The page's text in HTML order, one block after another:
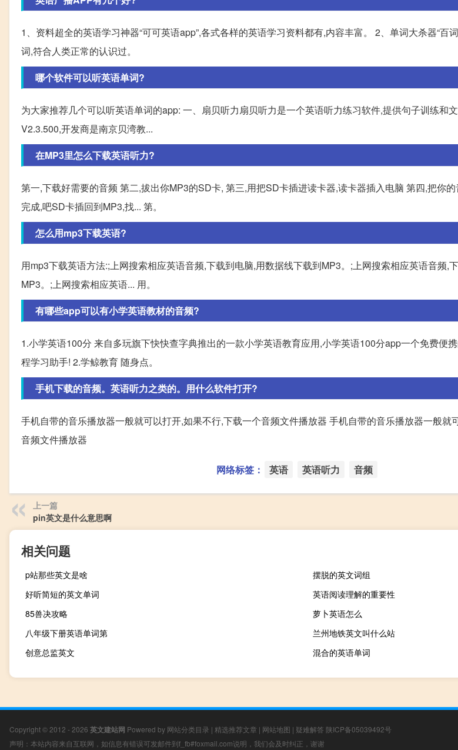
1、资料超全的英语学习神器“可可英语app”,各式各样的英语学习资料都有,内容丰富。 2、单词大杀器“百
词,符合人类正常的认识过。
哪个软件可以听英语单词?
为大家推荐几个可以听英语单词的app: 一、扇贝听力扇贝听力是一个英语听力练习软件,提供句子训练和
V2.3.500,开发商是南京贝湾教...
在MP3里怎么下载英语听力?
第一,下载好需要的音频 第二,拔出你MP3的SD卡, 第三,用把SD卡插进读卡器,读卡器插入电脑 第四,把你
完成,吧SD卡插回到MP3,找... 第。
怎么用mp3下载英语?
用mp3下载英语方法:;上网搜索相应英语音频,下载到电脑,用数据线下载到MP3。;上网搜索相应英语音频,
MP3。;上网搜索相应英语... 用。
有哪些app可以有小学英语教材的音频?
1.小学英语100分 来自多玩旗下快快查字典推出的一款小学英语教育应用,小学英语100分app一个免费便
程学习助手! 2.学鲸教育 随身点。
手机下载的音频。英语听力之类的。用什么软件打开?
手机自带的音乐播放器一般就可以打开,如果不行,下载一个音频文件播放器 手机自带的音乐播放器一般就
音频文件播放器
网络标签： 英语 英语听力 音频
上一篇
pin英文是什么意思啊
相关问题
p站那些英文是啥
摆脱的英文词组
好听简短的英文单词
英语阅读理解的重要性
85兽决攻略
萝卜英语怎么
八年级下册英语单词第
兰州地铁英文叫什么站
创意总监英文
混合的英语单词
Copyright © 2012 - 2026 英文建站网 Powered by 网站分类目录 | 精选推荐文章 | 网站地图 | 疑难解答 陕ICP备05039492号
声明：本站内容来自互联网，如信息有错误可发邮件到f_fb#foxmail.com说明，我们会及时纠正，谢谢